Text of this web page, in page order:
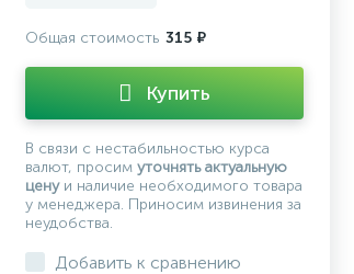
Общая стоимость 315 ₽
Купить
В связи с нестабильностью курса
валют, просим уточнять актуальную
ценуи наличие необходимого товара
у менеджера. Приносим извинения за
неудобства.
Добавить к сравнению